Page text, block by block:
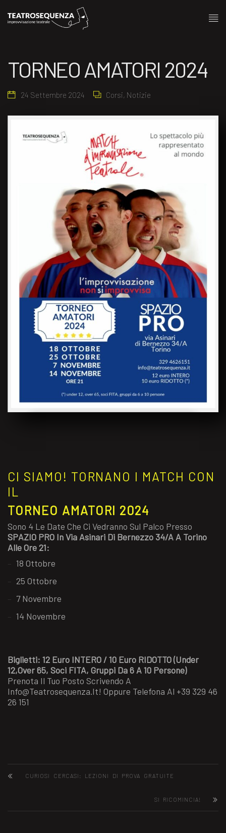
TORNEO AMATORI 2024
24 Settembre 2024 Corsi, Notizie
CI SIAMO! TORNANO I MATCH CON
IL
TORNEO AMATORI 2024
Sono 4 Le Date Che Ci Vedranno Sul Palco Presso
SPAZIO PRO In Via Asinari Di Bernezzo 34/A A Torino
Alle Ore 21:
18 Ottobre
25 Ottobre
7 Novembre
14 Novembre
Biglietti: 12 Euro INTERO / 10 Euro RIDOTTO (under
12,over 65, Soci FITA, Gruppi Da 6 A 10 Persone)
Prenota Il Tuo Posto Scrivendo A
Info@teatrosequenza.it! Oppure Telefona Al +39 329 46
26 151
CURIOSI CERCASI: LEZIONI DI PROVA GRATUITE
SI RICOMINCIA!